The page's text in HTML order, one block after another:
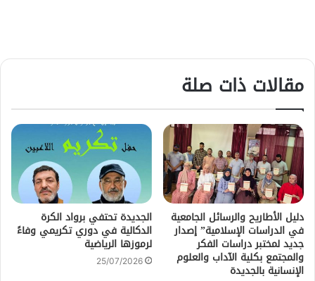
مقالات ذات صلة
دليل الأطاريح والرسائل الجامعية
في الدراسات الإسلامية” إصدار
جديد لمختبر دراسات الفكر
والمجتمع بكلية الآداب والعلوم
الإنسانية بالجديدة
الجديدة تحتفي برواد الكرة
الدكالية في دوري تكريمي وفاءً
لرموزها الرياضية
25/07/2026